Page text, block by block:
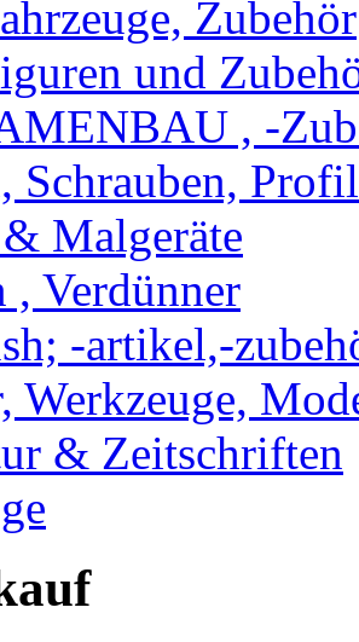
Zubehör
und
, -
Schrauben,
Malgeräte
, Verdünner
-artikel,-
Werkzeuge,
& Zeitschriften